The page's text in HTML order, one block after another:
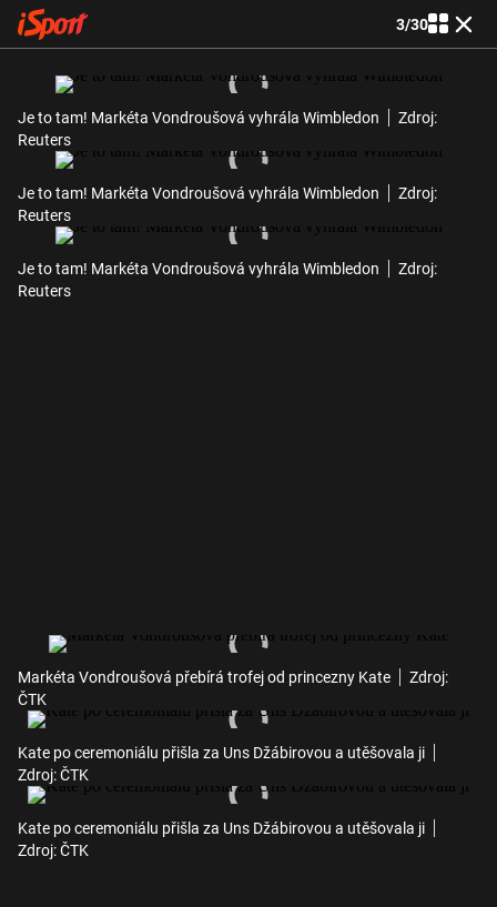
3/30
Je to tam! Markéta Vondroušová vyhrála Wimbledon
Zdroj:
Reuters
Je to tam! Markéta Vondroušová vyhrála Wimbledon
Zdroj:
Reuters
Je to tam! Markéta Vondroušová vyhrála Wimbledon
Zdroj:
Reuters
Markéta Vondroušová přebírá trofej od princezny Kate
Zdroj:
ČTK
Kate po ceremoniálu přišla za Uns Džábirovou a utěšovala ji
Zdroj: ČTK
Kate po ceremoniálu přišla za Uns Džábirovou a utěšovala ji
Zdroj: ČTK